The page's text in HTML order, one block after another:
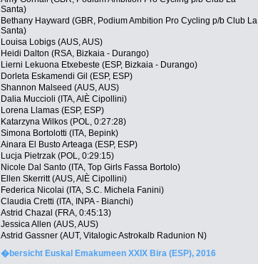
Santa)
Bethany Hayward (GBR, Podium Ambition Pro Cycling p/b Club La
Santa)
Louisa Lobigs (AUS, AUS)
Heidi Dalton (RSA, Bizkaia - Durango)
Lierni Lekuona Etxebeste (ESP, Bizkaia - Durango)
Dorleta Eskamendi Gil (ESP, ESP)
Shannon Malseed (AUS, AUS)
Dalia Muccioli (ITA, AlÈ Cipollini)
Lorena Llamas (ESP, ESP)
Katarzyna Wilkos (POL, 0:27:28)
Simona Bortolotti (ITA, Bepink)
Ainara El Busto Arteaga (ESP, ESP)
Lucja Pietrzak (POL, 0:29:15)
Nicole Dal Santo (ITA, Top Girls Fassa Bortolo)
Ellen Skerritt (AUS, AlÈ Cipollini)
Federica Nicolai (ITA, S.C. Michela Fanini)
Claudia Cretti (ITA, INPA - Bianchi)
Astrid Chazal (FRA, 0:45:13)
Jessica Allen (AUS, AUS)
Astrid Gassner (AUT, Vitalogic Astrokalb Radunion N)
�bersicht Euskal Emakumeen XXIX Bira (ESP), 2016